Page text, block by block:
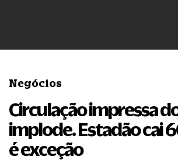
Negócios
Circulação impressa
implode. Estadão cai
é exceção